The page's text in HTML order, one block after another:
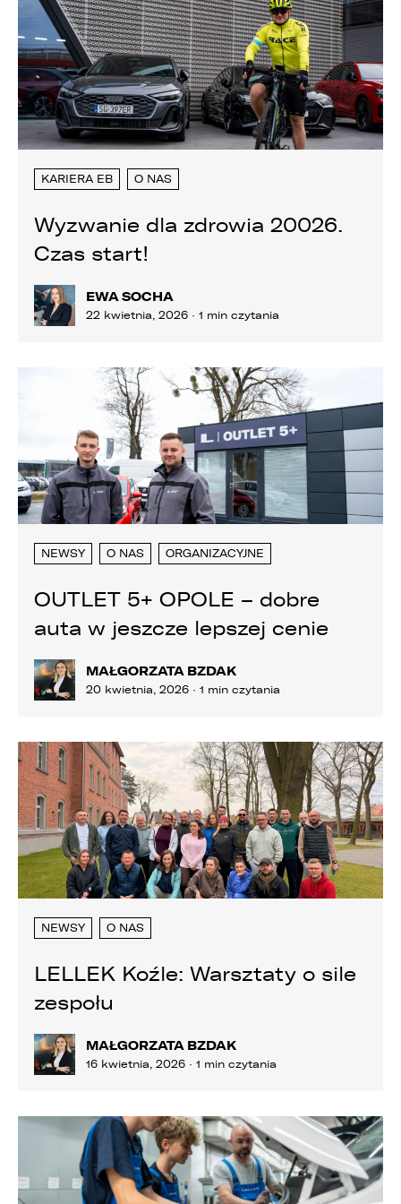
KARIERA EB O NAS
Wyzwanie dla zdrowia 20026.
Czas start!
EWA SOCHA
22 kwietnia, 2026 · 1 min czytania
NEWSY O NAS ORGANIZACYJNE
OUTLET 5+ OPOLE – dobre
auta w jeszcze lepszej cenie
MAŁGORZATA BZDAK
20 kwietnia, 2026 · 1 min czytania
NEWSY O NAS
LELLEK Koźle: Warsztaty o sile
zespołu
MAŁGORZATA BZDAK
16 kwietnia, 2026 · 1 min czytania